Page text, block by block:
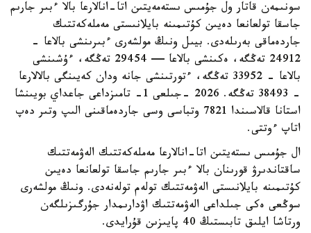
سونىمەن قاتار ول جۇمىس ىستەمەيتىن اتا-انالارعا بالا ءبىر جارىم
جاسقا تولعانعا دەيىن كۇتىمىنە بايلانىستى مەملەكەتتىك
جاردەماقى بەرىلەدى. بيىل ونىڭ مولشەرى ءبىرىنشى بالاعا -
24912 تەڭگە، ەكىنشى بالاعا — 29454 تەڭگە، ءۇشىنشى
بالاعا - 33952 تەڭگە، ءتورتىنشى جانە ودان كەيىنگى بالالارعا
- 38493 تەڭگە. 2026 -جىلعى 1- تامىزداعى جاعداي بويىنشا
استانا قالاسىندا 7821 وتباسى وسى جاردەماقىنى الىپ وتىر دەپ
اتاپ ءوتتى.
ال جۇمىس ىستەيتىن اتا-انالارعا مەملەكەتتىك الەۋمەتتىك
ساقتاندىرۋ قورىنان بالا ءبىر جارىم جاسقا تولعانعا دەيىن
كۇتىمىنە بايلانىستى الەۋمەتتىك تولەم تولەنەدى. ونىڭ مولشەرى
سوڭعى ەكى جىلداعى الەۋمەتتىك اۋدارىمدار جۇرگىزىلگەن
ورتاشا ايلىق تابىستىڭ 40 پايىزىن قۇرايدى.